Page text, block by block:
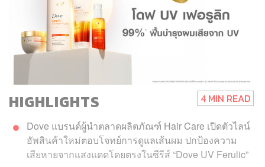
HIGHLIGHTS 4 MIN READ
Dove แบรนด์ผู้นำตลาดผลิตภัณฑ์ Hair Care เปิดตัวไลน์
อัพสินค้าใหม่ตอบโจทย์การดูแลเส้นผม ปกป้องความ
เสียหายจากแสงแดดโดยตรงในซีรีส์ “Dove UV Ferulic”